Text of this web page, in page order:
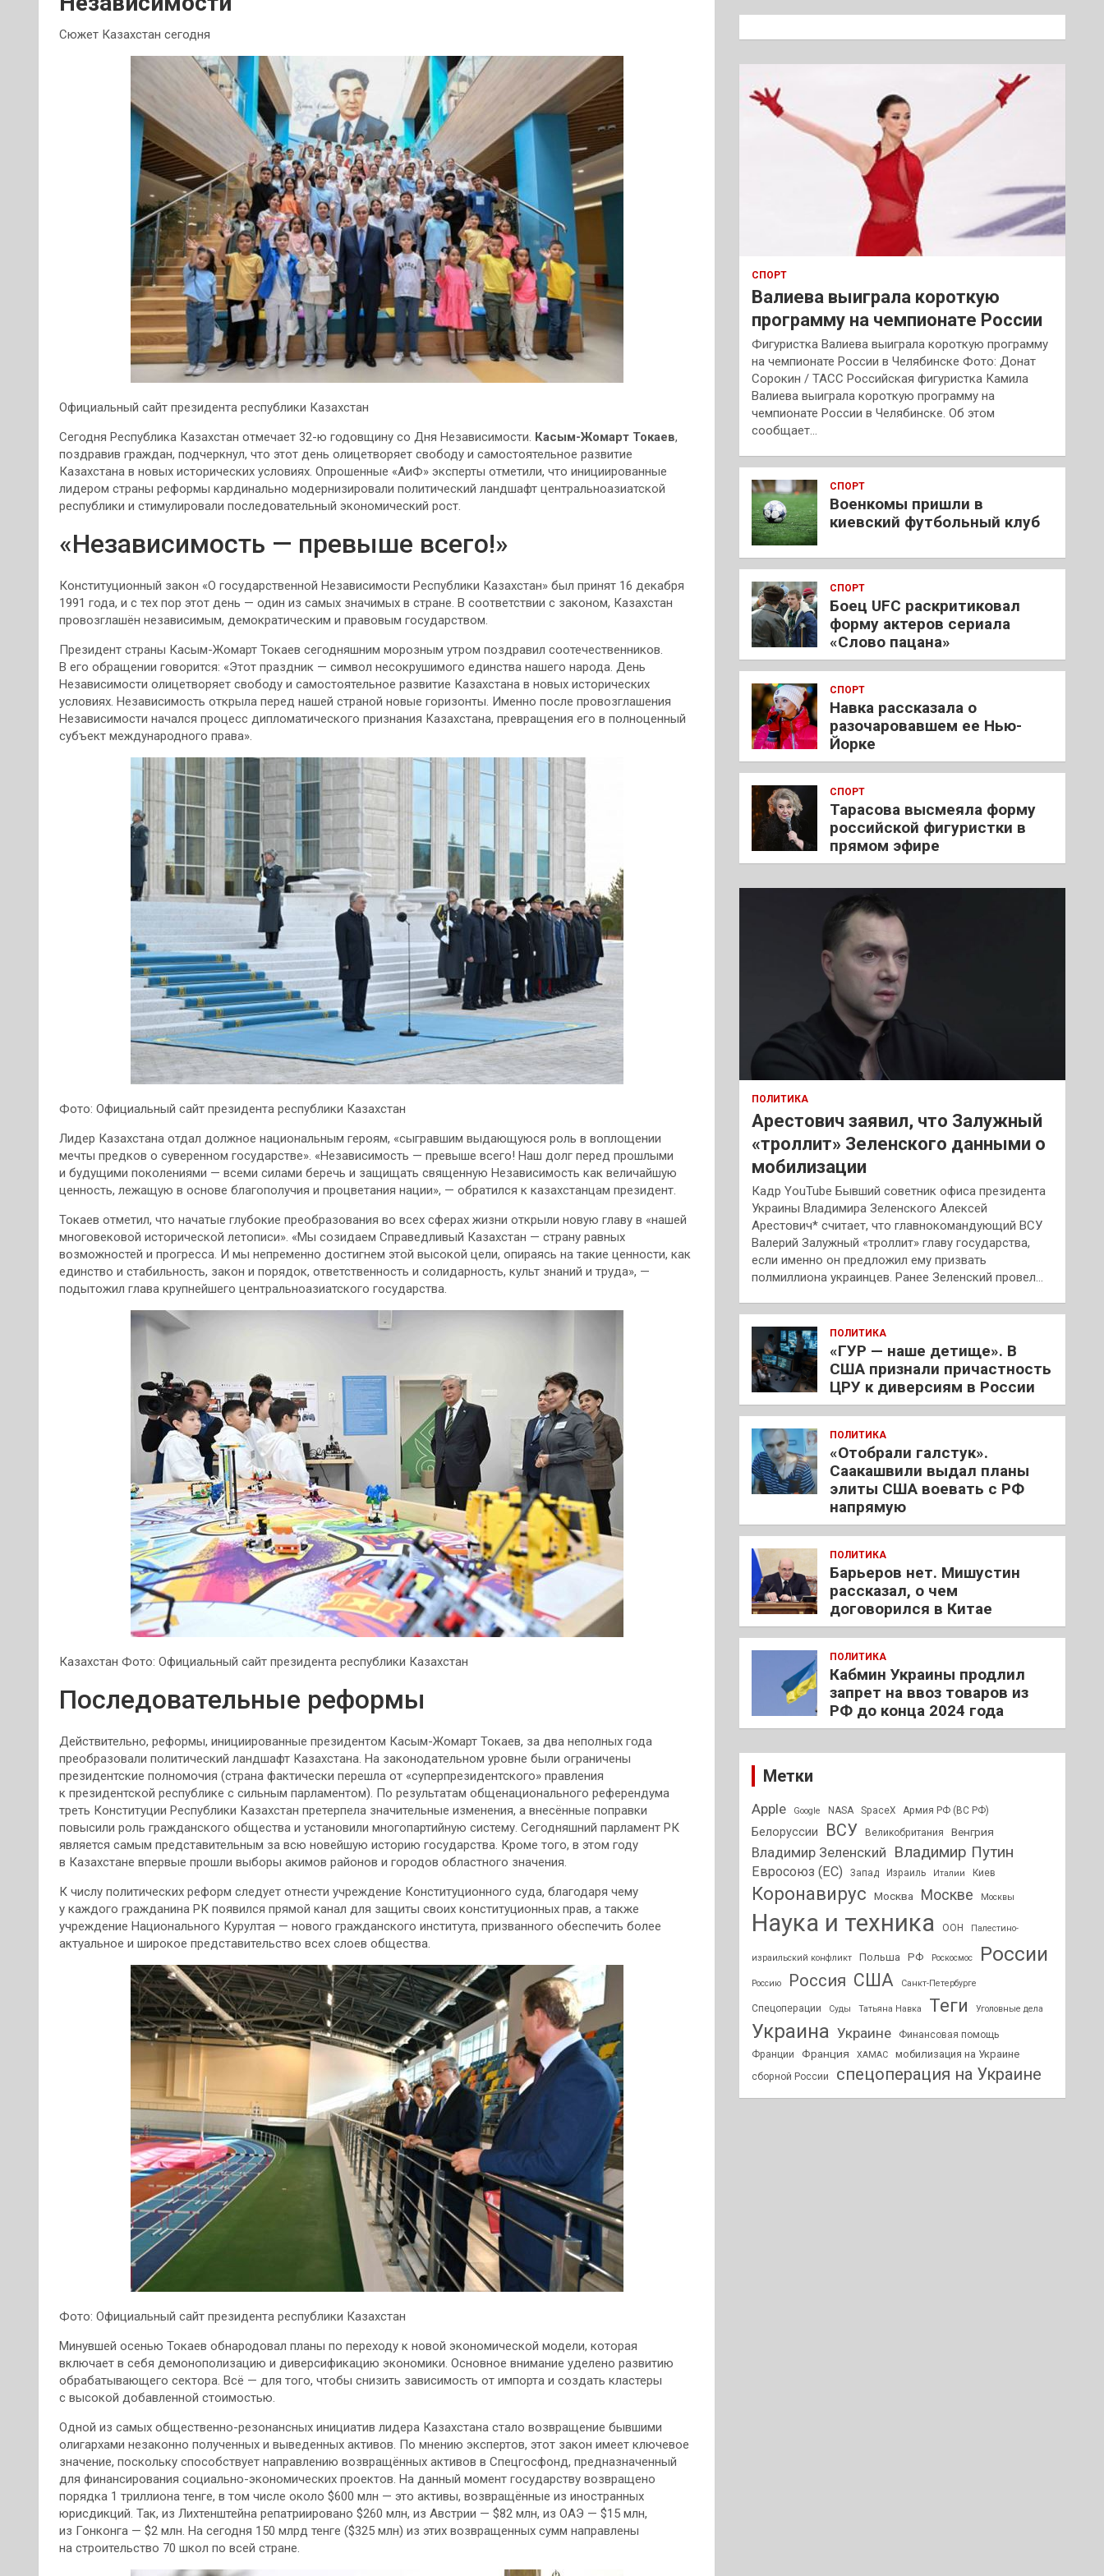
Сюжет Казахстан сегодня
Официальный сайт президента республики Казахстан
Сегодня Республика Казахстан отмечает 32-ю годовщину со Дня Независимости. Касым-Жомарт Токаев,
поздравив граждан, подчеркнул, что этот день олицетворяет свободу и самостоятельное развитие
Казахстана в новых исторических условиях. Опрошенные «АиФ» эксперты отметили, что инициированные
лидером страны реформы кардинально модернизировали политический ландшафт центральноазиатской
республики и стимулировали последовательный экономический рост.
«Независимость — превыше всего!»
Конституционный закон «О государственной Независимости Республики Казахстан» был принят 16 декабря
1991 года, и с тех пор этот день — один из самых значимых в стране. В соответствии с законом, Казахстан
провозглашён независимым, демократическим и правовым государством.
Президент страны Касым-Жомарт Токаев сегодняшним морозным утром поздравил соотечественников.
В его обращении говорится: «Этот праздник — символ несокрушимого единства нашего народа. День
Независимости олицетворяет свободу и самостоятельное развитие Казахстана в новых исторических
условиях. Независимость открыла перед нашей страной новые горизонты. Именно после провозглашения
Независимости начался процесс дипломатического признания Казахстана, превращения его в полноценный
субъект международного права».
Фото: Официальный сайт президента республики Казахстан
Лидер Казахстана отдал должное национальным героям, «сыгравшим выдающуюся роль в воплощении
мечты предков о суверенном государстве». «Независимость — превыше всего! Наш долг перед прошлыми
и будущими поколениями — всеми силами беречь и защищать священную Независимость как величайшую
ценность, лежащую в основе благополучия и процветания нации», — обратился к казахстанцам президент.
Токаев отметил, что начатые глубокие преобразования во всех сферах жизни открыли новую главу в «нашей
многовековой исторической летописи». «Мы созидаем Справедливый Казахстан — страну равных
возможностей и прогресса. И мы непременно достигнем этой высокой цели, опираясь на такие ценности, как
единство и стабильность, закон и порядок, ответственность и солидарность, культ знаний и труда», —
подытожил глава крупнейшего центральноазиатского государства.
Казахстан Фото: Официальный сайт президента республики Казахстан
Последовательные реформы
Действительно, реформы, инициированные президентом Касым-Жомарт Токаев, за два неполных года
преобразовали политический ландшафт Казахстана. На законодательном уровне были ограничены
президентские полномочия (страна фактически перешла от «суперпрезидентского» правления
к президентской республике с сильным парламентом). По результатам общенационального референдума
треть Конституции Республики Казахстан претерпела значительные изменения, а внесённые поправки
повысили роль гражданского общества и установили многопартийную систему. Сегодняшний парламент РК
является самым представительным за всю новейшую историю государства. Кроме того, в этом году
в Казахстане впервые прошли выборы акимов районов и городов областного значения.
К числу политических реформ следует отнести учреждение Конституционного суда, благодаря чему
у каждого гражданина РК появился прямой канал для защиты своих конституционных прав, а также
учреждение Национального Курултая — нового гражданского института, призванного обеспечить более
актуальное и широкое представительство всех слоев общества.
Фото: Официальный сайт президента республики Казахстан
Минувшей осенью Токаев обнародовал планы по переходу к новой экономической модели, которая
включает в себя демонополизацию и диверсификацию экономики. Основное внимание уделено развитию
обрабатывающего сектора. Всё — для того, чтобы снизить зависимость от импорта и создать кластеры
с высокой добавленной стоимостью.
Одной из самых общественно-резонансных инициатив лидера Казахстана стало возвращение бывшими
олигархами незаконно полученных и выведенных активов. По мнению экспертов, этот закон имеет ключевое
значение, поскольку способствует направлению возвращённых активов в Спецгосфонд, предназначенный
для финансирования социально-экономических проектов. На данный момент государству возвращено
порядка 1 триллиона тенге, в том числе около $600 млн — это активы, возвращённые из иностранных
юрисдикций. Так, из Лихтенштейна репатриировано $260 млн, из Австрии — $82 млн, из ОАЭ — $15 млн,
из Гонконга — $2 млн. На сегодня 150 млрд тенге ($325 млн) из этих возвращенных сумм направлены
на строительство 70 школ по всей стране.
к
СПОРТ
Валиева выиграла короткую
программу на чемпионате России
Фигуристка Валиева выиграла короткую программу
на чемпионате России в Челябинске Фото: Донат
Сорокин / ТАСС Российская фигуристка Камила
Валиева выиграла короткую программу на
чемпионате России в Челябинске. Об этом
сообщает…
СПОРТ
Военкомы пришли в
киевский футбольный клуб
СПОРТ
Боец UFC раскритиковал
форму актеров сериала
«Слово пацана»
СПОРТ
Навка рассказала о
разочаровавшем ее Нью-
Йорке
СПОРТ
Тарасова высмеяла форму
российской фигуристки в
прямом эфире
ПОЛИТИКА
Арестович заявил, что Залужный
«троллит» Зеленского данными о
мобилизации
Кадр YouTube Бывший советник офиса президента
Украины Владимира Зеленского Алексей
Арестович* считает, что главнокомандующий ВСУ
Валерий Залужный «троллит» главу государства,
если именно он предложил ему призвать
полмиллиона украинцев. Ранее Зеленский провел…
ПОЛИТИКА
«ГУР — наше детище». В
США признали причастность
ЦРУ к диверсиям в России
ПОЛИТИКА
«Отобрали галстук».
Саакашвили выдал планы
элиты США воевать с РФ
напрямую
ПОЛИТИКА
Барьеров нет. Мишустин
рассказал, о чем
договорился в Китае
ПОЛИТИКА
Кабмин Украины продлил
запрет на ввоз товаров из
РФ до конца 2024 года
Метки
Apple Google NASA SpaceX Армия РФ (ВС РФ)
Белоруссии ВСУ Великобритания Венгрия
Владимир Зеленский Владимир Путин
Евросоюз (ЕС) Запад Израиль Италии Киев
Коронавирус Москва Москве Москвы
Наука и техника ООН Палестино-
израильский конфликт Польша РФ Роскосмос России
Россию Россия США Санкт-Петербурге
Спецоперации Суды Татьяна Навка Теги Уголовные дела
Украина Украине
Финансовая помощь
Франции
Франция ХАМАС мобилизация на Украине
сборной России спецоперация на Украине